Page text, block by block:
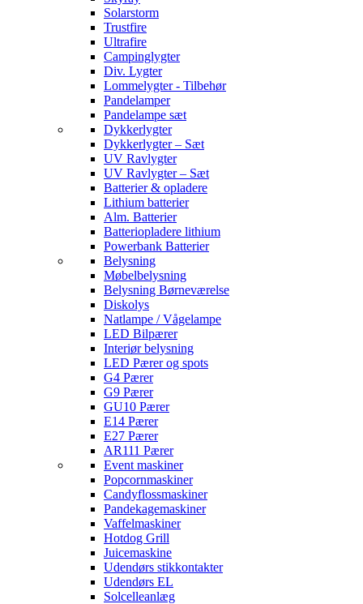
Solarstorm
Trustfire
Ultrafire
Campinglygter
Div. Lygter
Lommelygter - Tilbehør
Pandelamper
Pandelampe sæt
Dykkerlygter
Dykkerlygter – Sæt
UV Ravlygter
UV Ravlygter – Sæt
Batterier & opladere
Lithium batterier
Alm. Batterier
Batteriopladere lithium
Powerbank Batterier
Belysning
Møbelbelysning
Belysning Børneværelse
Diskolys
Natlampe / Vågelampe
LED Bilpærer
Interiør belysning
LED Pærer og spots
G4 Pærer
G9 Pærer
GU10 Pærer
E14 Pærer
E27 Pærer
AR111 Pærer
Event maskiner
Popcornmaskiner
Candyflossmaskiner
Pandekagemaskiner
Vaffelmaskiner
Hotdog Grill
Juicemaskine
Udendørs stikkontakter
Udendørs EL
Solcelleanlæg